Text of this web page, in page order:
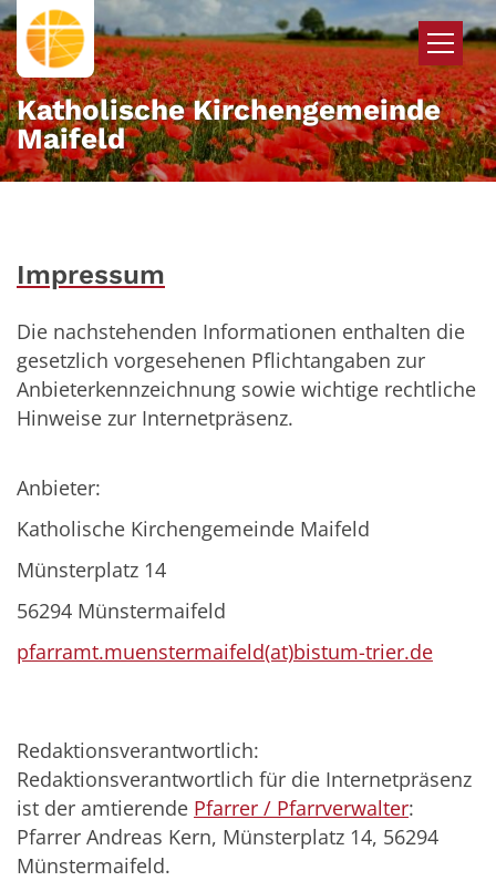
Zum Inhalt springen
Katholische Kirchengemeinde
Maifeld
Impressum
Die nachstehenden Informationen enthalten die
gesetzlich vorgesehenen Pflichtangaben zur
Anbieterkennzeichnung sowie wichtige rechtliche
Hinweise zur Internetpräsenz.
Anbieter:
Katholische Kirchengemeinde Maifeld
Münsterplatz 14
56294 Münstermaifeld
pfarramt.muenstermaifeld(at)bistum-trier.de
Redaktionsverantwortlich:
Redaktionsverantwortlich für die Internetpräsenz
ist der amtierende Pfarrer / Pfarrverwalter:
Pfarrer Andreas Kern, Münsterplatz 14, 56294
Münstermaifeld.